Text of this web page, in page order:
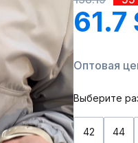
61.7
Оптовая
Выберите
42 44